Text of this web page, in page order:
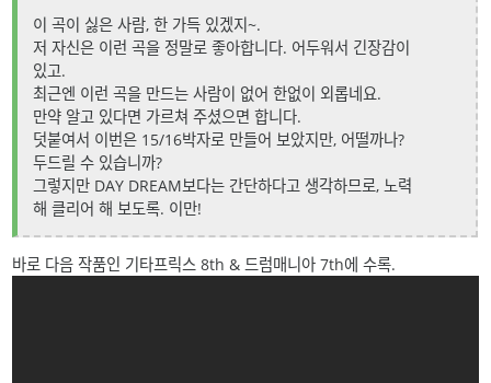
이 곡이 싫은 사람, 한 가득 있겠지~.
저 자신은 이런 곡을 정말로 좋아합니다. 어두워서 긴장감이
있고.
최근엔 이런 곡을 만드는 사람이 없어 한없이 외롭네요.
만약 알고 있다면 가르쳐 주셨으면 합니다.
덧붙여서 이번은 15/16박자로 만들어 보았지만, 어떨까나?
두드릴 수 있습니까?
그렇지만 DAY DREAM보다는 간단하다고 생각하므로, 노력
해 클리어 해 보도록. 이만!
바로 다음 작품인 기타프릭스 8th & 드럼매니아 7th에 수록.